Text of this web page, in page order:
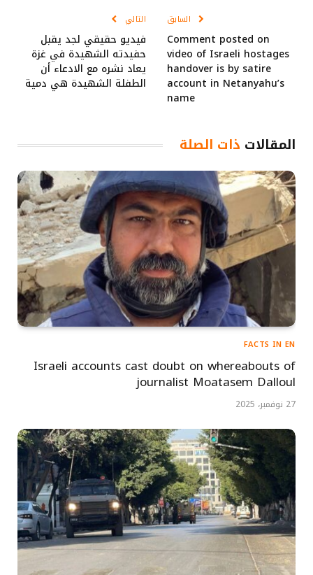
السابق
Comment posted on
video of Israeli hostages
handover is by satire
account in Netanyahu’s
name
التالي
فيديو حقيقي لجد يقبل
حفيدته الشهيدة في غزة
يعاد نشره مع الادعاء أن
الطفلة الشهيدة هي دمية
المقالات ذات الصلة
FACTS IN EN
Israeli accounts cast doubt on whereabouts of
journalist Moatasem Dalloul
27 نوفمبر، 2025